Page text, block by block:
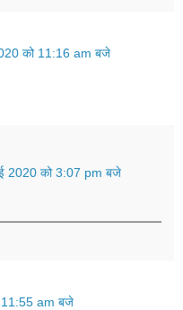
को 11:16 am बजे
2020 को 3:07 pm बजे
11:55 am बजे